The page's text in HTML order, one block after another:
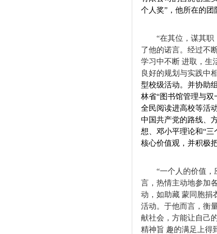
个人奖” ，他所在的团
“在其位，谋其职
了他的诺言。经过不
学习中不断 进取，生
良好的规划与实践中
型校级活动。并协助
林省“图书馆管理与双
全民阅读进高校等活
中国共产党的路线、
想、邓小平理论和“三
核心价值观，并积极
“一个人的价值，
言，热情主动地参加
动，如助藏 蒙同胞捐
活动。于他而言，衡
献社会，方能让自己
精神旨 趣的满足上得